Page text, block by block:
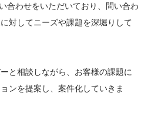
合わせをいただいており、問い合わ
対してニーズや課題を深堀りして
と相談しながら、お客様の課題に
ンを提案し、案件化していきま